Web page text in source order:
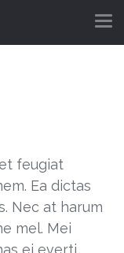
feugiat
Ea dictas
Nec at harum
mel. Mei
ei everti